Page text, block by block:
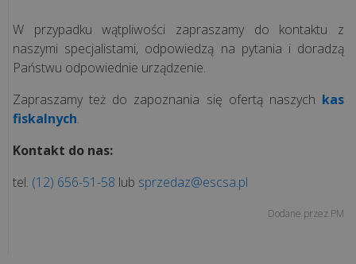
technologia
wspiera
marzenia
zdrowy...
Nowoczesne
kasowe,
W przypadku wątpliwości zapraszamy do kontaktu z
naszymi specjalistami, odpowiedzą na pytania i doradzą
Państwu odpowiednie urządzenie.
Zapraszamy też do zapoznania się ofertą naszych kas
fiskalnych.
Kontakt do nas:
tel. (12) 656-51-58 lub sprzedaz@escsa.pl
Dodane przez PM